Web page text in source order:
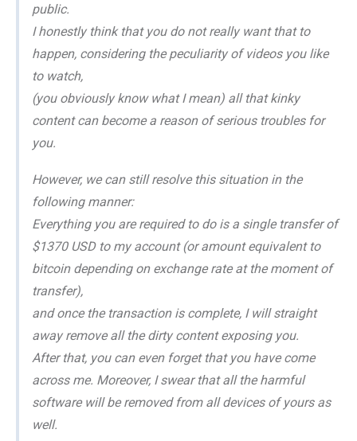
public.
I honestly think that you do not really want that to
happen, considering the peculiarity of videos you like
to watch,
(you obviously know what I mean) all that kinky
content can become a reason of serious troubles for
you.
However, we can still resolve this situation in the
following manner:
Everything you are required to do is a single transfer of
$1370 USD to my account (or amount equivalent to
bitcoin depending on exchange rate at the moment of
transfer),
and once the transaction is complete, I will straight
away remove all the dirty content exposing you.
After that, you can even forget that you have come
across me. Moreover, I swear that all the harmful
software will be removed from all devices of yours as
well.